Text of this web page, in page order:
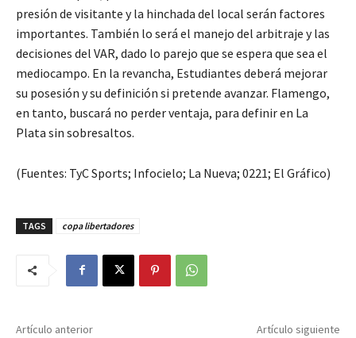
presión de visitante y la hinchada del local serán factores
importantes. También lo será el manejo del arbitraje y las
decisiones del VAR, dado lo parejo que se espera que sea el
mediocampo. En la revancha, Estudiantes deberá mejorar
su posesión y su definición si pretende avanzar. Flamengo,
en tanto, buscará no perder ventaja, para definir en La
Plata sin sobresaltos.
(Fuentes: TyC Sports; Infocielo; La Nueva; 0221; El Gráfico)
TAGS copa libertadores
Artículo anterior Artículo siguiente